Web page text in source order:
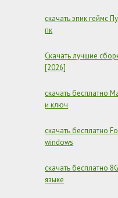
скачать эпик геймс
пк
Скачать лучшие
[2026]
скачать бесплатно
и ключ
скачать бесплатно
windows
скачать бесплатно
языке